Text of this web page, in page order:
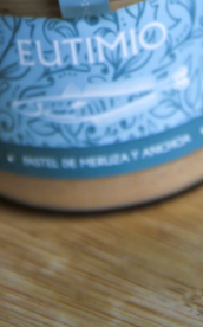
ARTESANAS
Y DULCES
CON LECHE
/ DESTILADOS